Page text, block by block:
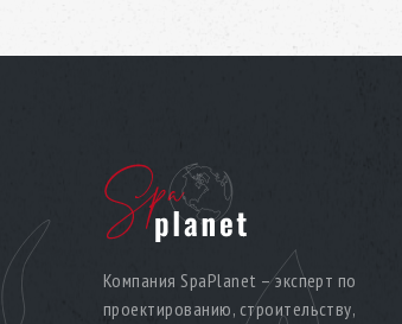
Компания SpaPlanet – эксперт по
проектированию, строительству,